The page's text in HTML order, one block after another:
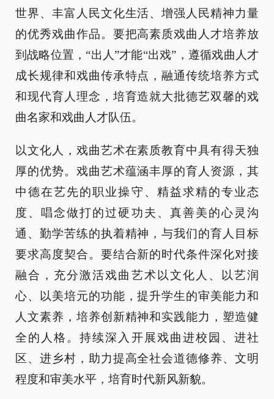
世界、丰富人民文化生活、增强人民精神力量
的优秀戏曲作品。要把高素质戏曲人才培养放
到战略位置，“出人”才能“出戏”，遵循戏曲人才
成长规律和戏曲传承特点，融通传统培养方式
和现代育人理念，培育造就大批德艺双馨的戏
曲名家和戏曲人才队伍。
以文化人，戏曲艺术在素质教育中具有得天独
厚的优势。戏曲艺术蕴涵丰厚的育人资源，其
中德在艺先的职业操守、精益求精的专业态
度、唱念做打的过硬功夫、真善美的心灵沟
通、勤学苦练的执着精神，与我们的育人目标
要求高度契合。要结合新的时代条件深化对接
融合，充分激活戏曲艺术以文化人、以艺润
心、以美培元的功能，提升学生的审美能力和
人文素养，培养创新精神和实践能力，塑造健
全的人格。持续深入开展戏曲进校园、进社
区、进乡村，助力提高全社会道德修养、文明
程度和审美水平，培育时代新风新貌。